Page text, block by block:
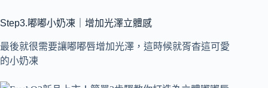
Step3.嘟嘟小奶凍｜增加光澤立體感
最後就很需要讓嘟嘟唇增加光澤，這時候就胥杳這可愛
的小奶凍